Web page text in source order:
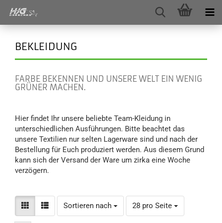
BEKLEIDUNG
FARBE BEKENNEN UND UNSERE WELT EIN WENIG
GRÜNER MACHEN.
Hier findet Ihr unsere beliebte Team-Kleidung in
unterschiedlichen Ausführungen. Bitte beachtet das
unsere Textilien nur selten Lagerware sind und nach der
Bestellung für Euch produziert werden. Aus diesem Grund
kann sich der Versand der Ware um zirka eine Woche
verzögern.
Sortieren nach
Sortieren nach 28 pro Seite
pro Seite